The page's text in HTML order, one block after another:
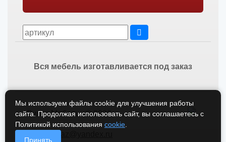
Вся мебель изготавливается под заказ
Викос Мебель © 2026
vikos-zakaz@yandex.ru
Мы используем файлы cookie для улучшения работы
сайта. Продолжая использовать сайт, вы соглашаетесь с
Политикой использования cookie
Принять